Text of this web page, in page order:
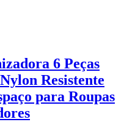
6 Peças
Resistente
para Roupas